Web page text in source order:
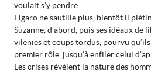
voulait s’y pendre.
Figaro ne sautille plus, bientôt il
Suzanne, d’abord, puis ses idéaux de
vilenies et coups tordus, pourvu
premier rôle, jusqu’à enfiler celui
Les crises révèlent la nature des